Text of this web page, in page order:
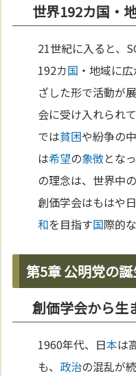
世界192カ国・
21世紀に入ると、
192カ国 ・地域に
ざした形で活動が
会に受け入れられ
では貧困や紛争の
は希望の象徴とな
の理念は、世界中
創価学会はもはや
和を目指す国際的
第5章 公明党の
創価学会から生
1960年代、日本は
も、 政治の混乱が